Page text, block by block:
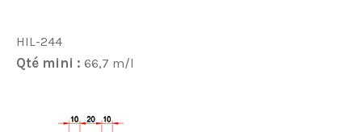
HIL-244
Qté mini : 66,7 m/l